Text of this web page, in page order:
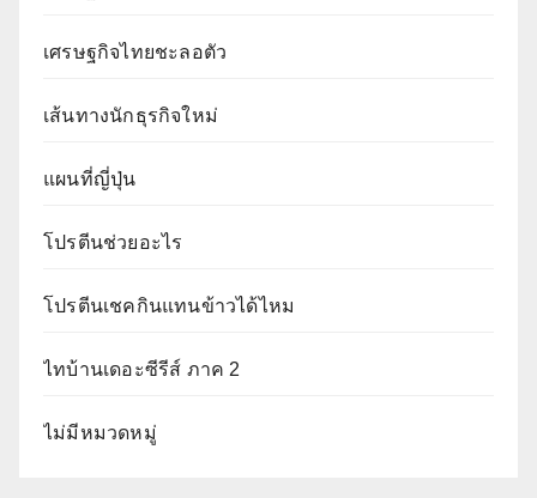
เศรษฐกิจไทยชะลอตัว
เส้นทางนักธุรกิจใหม่
แผนที่ญี่ปุ่น
โปรตีนช่วยอะไร
โปรตีนเชคกินแทนข้าวได้ไหม
ไทบ้านเดอะซีรีส์ ภาค 2
ไม่มีหมวดหมู่